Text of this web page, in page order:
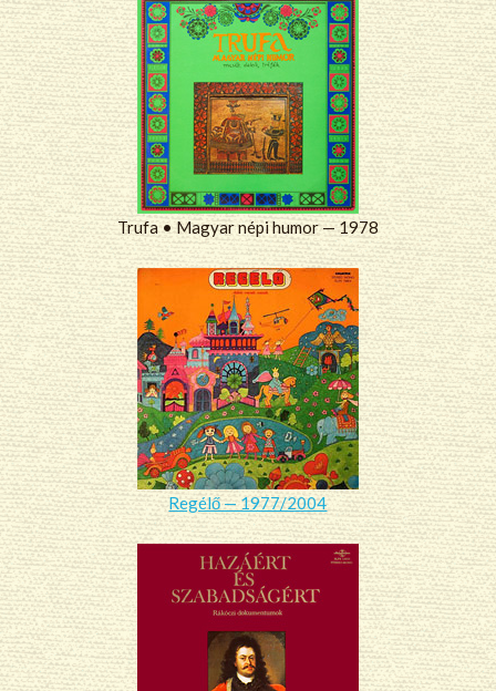
Trufa • Magyar népi humor — 1978
Regélő — 1977/2004